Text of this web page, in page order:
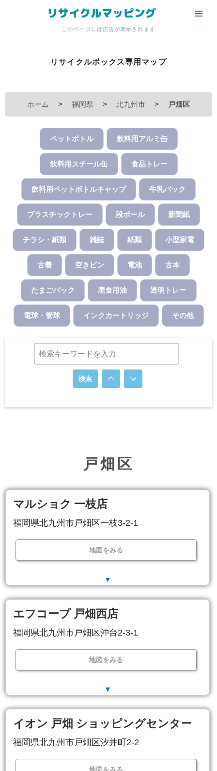
ッ
このページには広告が表示されます
リサイクルボックス専用マップ
ホーム > 福岡県 > 北九州市 > 戸畑区
ペットボトル 飲料用アルミ缶
飲料用スチール缶 食品トレー
飲料用ペットボトルキャップ 牛乳パック
プラスチックトレー 段ボール 新聞紙
チラシ・紙類 雑誌 紙類 小型家電
古着 空きビン 電池 古本
たまごパック 廃食用油 透明トレー
電球・管球 インクカートリッジ その他
検索
戸畑区
マルショク 一枝店
福岡県北九州市戸畑区一枝3-2-1
地図をみる
▼
エフコープ 戸畑西店
福岡県北九州市戸畑区沖台2-3-1
地図をみる
▼
イオン 戸畑 ショッピングセンター
福岡県北九州市戸畑区汐井町2-2